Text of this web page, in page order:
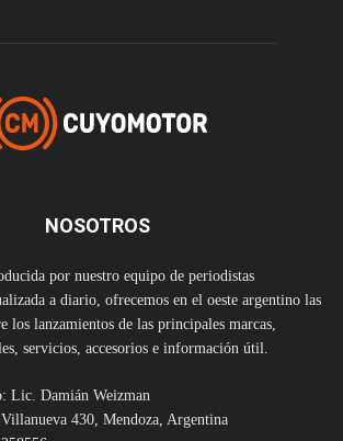
NOSOTROS
por nuestro equipo de periodistas
a diario, ofrecemos en el oeste argentino las
los lanzamientos de las principales marcas,
servicios, accesorios e información útil.
Lic. Damián Weizman
430, Mendoza, Argentina